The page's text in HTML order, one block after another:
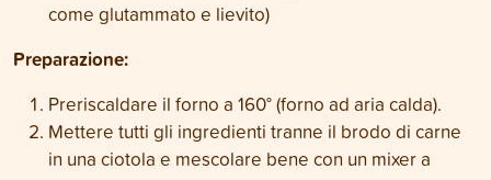
come glutammato e lievito)
Preparazione:
Preriscaldare il forno a 160° (forno ad aria calda).
Mettere tutti gli ingredienti tranne il brodo di carne
in una ciotola e mescolare bene con un mixer a